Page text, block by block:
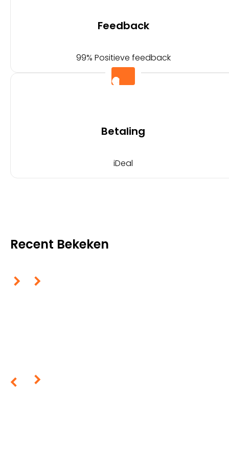
Feedback
99% Positieve feedback
Betaling
iDeal
Recent Bekeken